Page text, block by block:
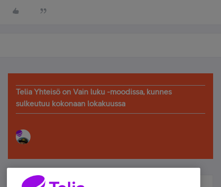
Telia Yhteisö on Vain luku -moodissa, kunnes
sulkeutuu kokonaan lokakuussa